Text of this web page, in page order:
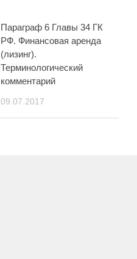
Параграф 6 Главы 34 ГК
РФ. Финансовая аренда
(лизинг).
Терминологический
комментарий
09.07.2017